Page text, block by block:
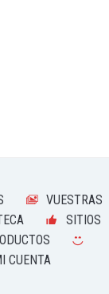
VUESTRAS
SITIOS
CUENTA